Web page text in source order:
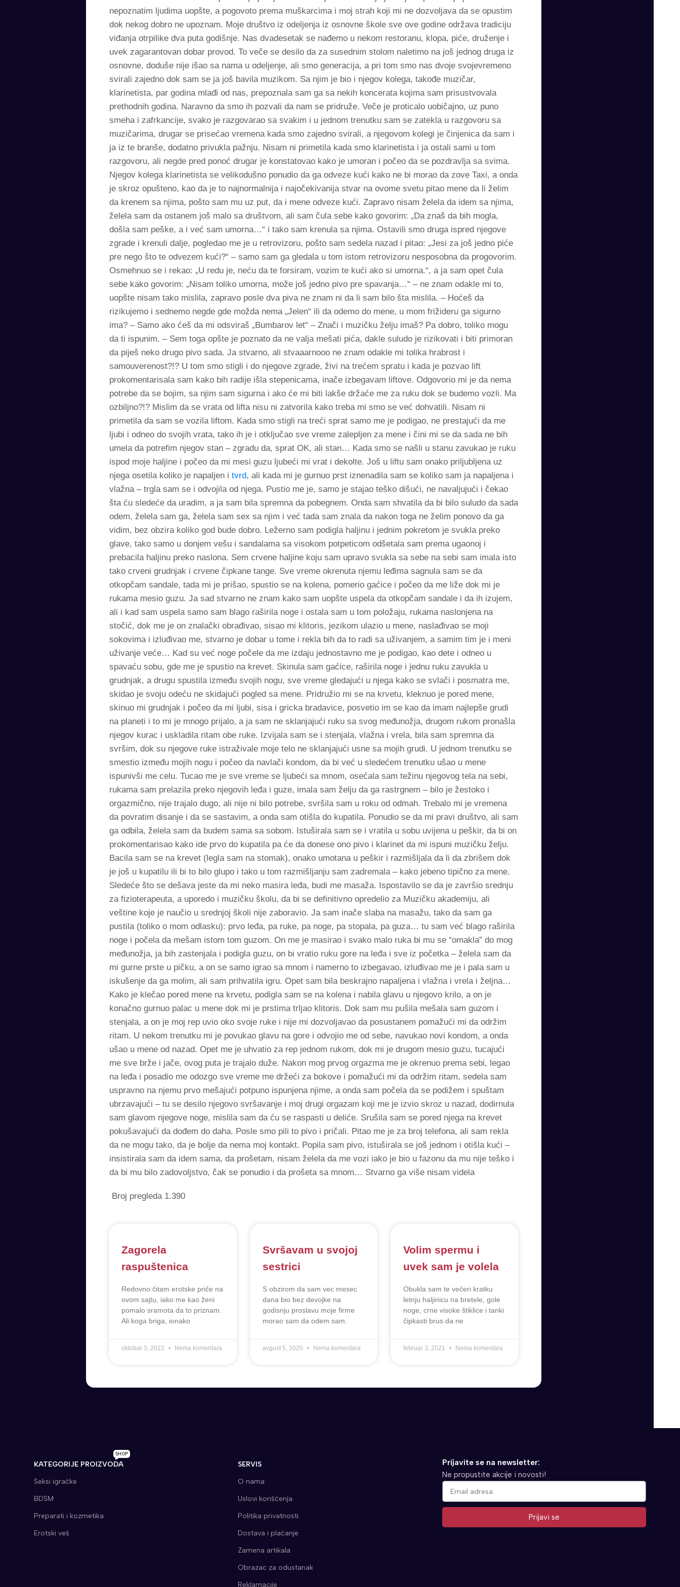
nepoznatim ljudima uopšte, a pogovoto prema muškarcima i moj strah koji mi ne dozvoljava da se opustim
dok nekog dobro ne upoznam. Moje društvo iz odeljenja iz osnovne škole sve ove godine održava tradiciju
viđanja otrpilike dva puta godišnje. Nas dvadesetak se nađemo u nekom restoranu, klopa, piće, druženje i
uvek zagarantovan dobar provod. To veče se desilo da za susednim stolom naletimo na još jednog druga iz
osnovne, doduše nije išao sa nama u odeljenje, ali smo generacija, a pri tom smo nas dvoje svojevremeno
svirali zajedno dok sam se ja još bavila muzikom. Sa njim je bio i njegov kolega, takođe muzičar,
klarinetista, par godina mlađi od nas, prepoznala sam ga sa nekih koncerata kojima sam prisustvovala
prethodnih godina. Naravno da smo ih pozvali da nam se pridruže. Veče je proticalo uobičajno, uz puno
smeha i zafrkancije, svako je razgovarao sa svakim i u jednom trenutku sam se zatekla u razgovoru sa
muzičarima, drugar se prisećao vremena kada smo zajedno svirali, a njegovom kolegi je činjenica da sam i
ja iz te branše, dodatno privukla pažnju. Nisam ni primetila kada smo klarinetista i ja ostali sami u tom
razgovoru, ali negde pred ponoć drugar je konstatovao kako je umoran i počeo da se pozdravlja sa svima.
Njegov kolega klarinetista se velikodušno ponudio da ga odveze kući kako ne bi morao da zove Taxi, a onda
je skroz opušteno, kao da je to najnormalnija i najočekivanija stvar na ovome svetu pitao mene da li želim
da krenem sa njima, pošto sam mu uz put, da i mene odveze kući. Zapravo nisam želela da idem sa njima,
želela sam da ostanem još malo sa društvom, ali sam čula sebe kako govorim: „Da znaš da bih mogla,
došla sam peške, a i već sam umorna…“ i tako sam krenula sa njima. Ostavili smo druga ispred njegove
zgrade i krenuli dalje, pogledao me je u retrovizoru, pošto sam sedela nazad i pitao: „Jesi za još jedno piće
pre nego što te odvezem kući?“ – samo sam ga gledala u tom istom retrovizoru nesposobna da progovorim.
Osmehnuo se i rekao: „U redu je, neću da te forsiram, vozim te kući ako si umorna.“, a ja sam opet čula
sebe kako govorim: „Nisam toliko umorna, može još jedno pivo pre spavanja…“ – ne znam odakle mi to,
uopšte nisam tako mislila, zapravo posle dva piva ne znam ni da li sam bilo šta mislila. – Hoćeš da
rizikujemo i sednemo negde gde možda nema „Jelen“ ili da odemo do mene, u mom frižideru ga sigurno
ima? – Samo ako ćeš da mi odsviraš „Bumbarov let“ – Znači i muzičku želju imaš? Pa dobro, toliko mogu
da ti ispunim. – Sem toga opšte je poznato da ne valja mešati pića, dakle suludo je rizikovati i biti primoran
da piješ neko drugo pivo sada. Ja stvarno, ali stvaaarnooo ne znam odakle mi tolika hrabrost i
samouverenost?!? U tom smo stigli i do njegove zgrade, živi na trećem spratu i kada je pozvao lift
prokomentarisala sam kako bih radije išla stepenicama, inače izbegavam liftove. Odgovorio mi je da nema
potrebe da se bojim, sa njim sam sigurna i ako će mi biti lakše držaće me za ruku dok se budemo vozli. Ma
ozbiljno?!? Mislim da se vrata od lifta nisu ni zatvorila kako treba mi smo se već dohvatili. Nisam ni
primetila da sam se vozila liftom. Kada smo stigli na treći sprat samo me je podigao, ne prestajući da me
ljubi i odneo do svojih vrata, tako ih je i otključao sve vreme zalepljen za mene i čini mi se da sada ne bih
umela da potrefim njegov stan – zgradu da, sprat OK, ali stan… Kada smo se našli u stanu zavukao je ruku
ispod moje haljine i počeo da mi mesi guzu ljubeći mi vrat i dekolte. Još u liftu sam onako priljubljena uz
njega osetila koliko je napaljen i tvrd, ali kada mi je gurnuo prst iznenadila sam se koliko sam ja napaljena i
vlažna – trgla sam se i odvojila od njega. Pustio me je, samo je stajao teško dišući, ne navaljujući i čekao
šta ću sledeće da uradim, a ja sam bila spremna da pobegnem. Onda sam shvatila da bi bilo suludo da sada
odem, želela sam ga, želela sam sex sa njim i već tada sam znala da nakon toga ne želim ponovo da ga
vidim, bez obzira koliko god bude dobro. Ležerno sam podigla haljinu i jednim pokretom je svukla preko
glave, tako samo u donjem vešu i sandalama sa visokom potpeticom odšetala sam prema ugaonoj i
prebacila haljinu preko naslona. Sem crvene haljine koju sam upravo svukla sa sebe na sebi sam imala isto
tako crveni grudnjak i crvene čipkane tange. Sve vreme okrenuta njemu leđima sagnula sam se da
otkopčam sandale, tada mi je prišao, spustio se na kolena, pomerio gaćice i počeo da me liže dok mi je
rukama mesio guzu. Ja sad stvarno ne znam kako sam uopšte uspela da otkopčam sandale i da ih izujem,
ali i kad sam uspela samo sam blago raširila noge i ostala sam u tom položaju, rukama naslonjena na
stočić, dok me je on znalački obrađivao, sisao mi klitoris, jezikom ulazio u mene, naslađivao se moji
sokovima i izluđivao me, stvarno je dobar u tome i rekla bih da to radi sa uživanjem, a samim tim je i meni
uživanje veće… Kad su već noge počele da me izdaju jednostavno me je podigao, kao dete i odneo u
spavaću sobu, gde me je spustio na krevet. Skinula sam gaćice, raširila noge i jednu ruku zavukla u
grudnjak, a drugu spustila između svojih nogu, sve vreme gledajući u njega kako se svlači i posmatra me,
skidao je svoju odeću ne skidajući pogled sa mene. Pridružio mi se na krvetu, kleknuo je pored mene,
skinuo mi grudnjak i počeo da mi ljubi, sisa i gricka bradavice, posvetio im se kao da imam najlepše grudi
na planeti i to mi je mnogo prijalo, a ja sam ne sklanjajući ruku sa svog međunožja, drugom rukom pronašla
njegov kurac i uskladila ritam obe ruke. Izvijala sam se i stenjala, vlažna i vrela, bila sam spremna da
svršim, dok su njegove ruke istraživale moje telo ne sklanjajući usne sa mojih grudi. U jednom trenutku se
smestio između mojih nogu i počeo da navlači kondom, da bi već u sledećem trenutku ušao u mene
ispunivši me celu. Tucao me je sve vreme se ljubeći sa mnom, osećala sam težinu njegovog tela na sebi,
rukama sam prelazila preko njegovih leđa i guze, imala sam želju da ga rastrgnem – bilo je žestoko i
orgazmično, nije trajalo dugo, ali nije ni bilo potrebe, svršila sam u roku od odmah. Trebalo mi je vremena
da povratim disanje i da se sastavim, a onda sam otišla do kupatila. Ponudio se da mi pravi društvo, ali sam
ga odbila, želela sam da budem sama sa sobom. Istuširala sam se i vratila u sobu uvijena u peškir, da bi on
prokomentarisao kako ide prvo do kupatila pa će da donese ono pivo i klarinet da mi ispuni muzičku želju.
Bacila sam se na krevet (legla sam na stomak), onako umotana u peškir i razmišljala da li da zbrišem dok
je još u kupatilu ili bi to bilo glupo i tako u tom razmišljanju sam zadremala – kako jebeno tipično za mene.
Sledeće što se dešava jeste da mi neko masira leđa, budi me masaža. Ispostavilo se da je završio srednju
za fizioterapeuta, a uporedo i muzičku školu, da bi se definitivno opredelio za Muzičku akademiju, ali
veštine koje je naučio u srednjoj školi nije zaboravio. Ja sam inače slaba na masažu, tako da sam ga
pustila (toliko o mom odlasku): prvo leđa, pa ruke, pa noge, pa stopala, pa guza… tu sam već blago raširila
noge i počela da mešam istom tom guzom. On me je masirao i svako malo ruka bi mu se “omakla” do mog
međunožja, ja bih zastenjala i podigla guzu, on bi vratio ruku gore na leđa i sve iz početka – želela sam da
mi gurne prste u pičku, a on se samo igrao sa mnom i namerno to izbegavao, izluđivao me je i pala sam u
iskušenje da ga molim, ali sam prihvatila igru. Opet sam bila beskrajno napaljena i vlažna i vrela i željna…
Kako je klečao pored mene na krvetu, podigla sam se na kolena i nabila glavu u njegovo krilo, a on je
konačno gurnuo palac u mene dok mi je prstima trljao klitoris. Dok sam mu pušila mešala sam guzom i
stenjala, a on je moj rep uvio oko svoje ruke i nije mi dozvoljavao da posustanem pomažući mi da održim
ritam. U nekom trenutku mi je povukao glavu na gore i odvojio me od sebe, navukao novi kondom, a onda
ušao u mene od nazad. Opet me je uhvatio za rep jednom rukom, dok mi je drugom mesio guzu, tucajući
me sve brže i jače, ovog puta je trajalo duže. Nakon mog prvog orgazma me je okrenuo prema sebi, legao
na leđa i posadio me odozgo sve vreme me držeći za bokove i pomažući mi da održim ritam, sedela sam
uspravno na njemu prvo mešajući potpuno ispunjena njime, a onda sam počela da se podižem i spuštam
ubrzavajući – tu se desilo njegovo svršavanje i moj drugi orgazam koji me je izvio skroz u nazad, dodirnula
sam glavom njegove noge, mislila sam da ću se raspasti u deliće. Srušila sam se pored njega na krevet
pokušavajući da dođem do daha. Posle smo pili to pivo i pričali. Pitao me je za broj telefona, ali sam rekla
da ne mogu tako, da je bolje da nema moj kontakt. Popila sam pivo, istuširala se još jednom i otišla kući –
insistirala sam da idem sama, da prošetam, nisam želela da me vozi iako je bio u fazonu da mu nije teško i
da bi mu bilo zadovoljstvo, čak se ponudio i da prošeta sa mnom… Stvarno ga više nisam videla
Broj pregleda 1.390
Zagorela
raspuštenica
Redovno čitam erotske priče na
ovom sajtu, iako me kao ženi
pomalo sramota da to priznam.
Ali koga briga, ionako
oktobar 3, 2022 Nema komentara
Svršavam u svojoj
sestrici
S obzirom da sam vec mesec
dana bio bez devojke na
godisnju proslavu moje firme
morao sam da odem sam.
avgust 5, 2020 Nema komentara
Volim spermu i
uvek sam je volela
Obukla sam te večeri kratku
letnju haljinicu na bretele, gole
noge, crne visoke štiklice i tanki
čipkasti brus da ne
februar 3, 2021 Nema komentara
KATEGORIJE PROIZVODA
SHOP
Seksi igračke
BDSM
Preparati i kozmetika
Erotski veš
SERVIS
O nama
Uslovi korišćenja
Politika privatnosti
Dostava i plaćanje
Zamena artikala
Obrazac za odustanak
Reklamacije
Prijavite se na newsletter:
Ne propustite akcije i novosti!
Prijavi se